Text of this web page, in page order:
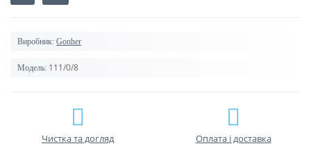
Виробник: Gonher
Модель: 111/0/8
Чистка та догляд Оплата і доставка